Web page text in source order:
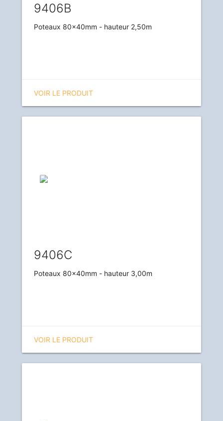
9406B
Poteaux 80x40mm - hauteur 2,50m
VOIR LE PRODUIT
9406C
Poteaux 80x40mm - hauteur 3,00m
VOIR LE PRODUIT